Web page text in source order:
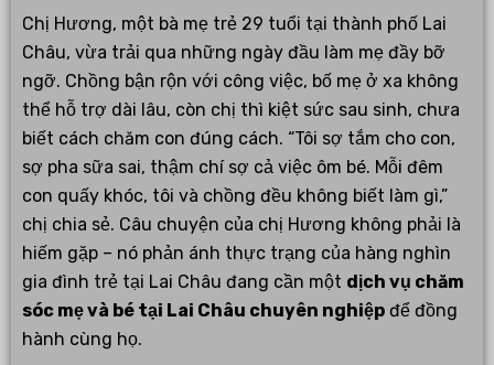
Chị Hương, một bà mẹ trẻ 29 tuổi tại thành phố Lai
Châu, vừa trải qua những ngày đầu làm mẹ đầy bỡ
ngỡ. Chồng bận rộn với công việc, bố mẹ ở xa không
thể hỗ trợ dài lâu, còn chị thì kiệt sức sau sinh, chưa
biết cách chăm con đúng cách. “Tôi sợ tắm cho con,
sợ pha sữa sai, thậm chí sợ cả việc ôm bé. Mỗi đêm
con quấy khóc, tôi và chồng đều không biết làm gì,”
chị chia sẻ. Câu chuyện của chị Hương không phải là
hiếm gặp – nó phản ánh thực trạng của hàng nghìn
gia đình trẻ tại Lai Châu đang cần một dịch vụ chăm
sóc mẹ và bé tại Lai Châu chuyên nghiệp để đồng
hành cùng họ.